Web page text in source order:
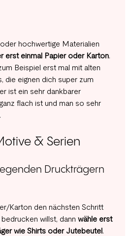
hochwertige Materialien
erst einmal Papier oder Karton.
Beispiel erst mal mit alten
die eignen dich super zum
ist ein sehr dankbarer
flach ist und man so sehr
& Serien
Druckträgern
Karton den nächsten Schritt
bedrucken willst, dann wähle erst
wie Shirts oder Jutebeutel .